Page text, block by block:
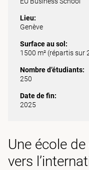
Lieu:
Genève
Surface au sol:
1500 m² (répartis sur
Nombre d’étudiants:
250
Date de fin:
2025
Une école
vers